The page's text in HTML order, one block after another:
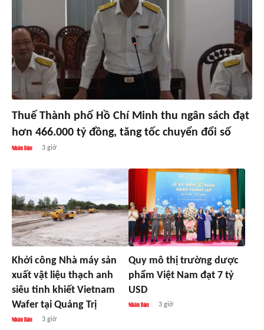
Thuế Thành phố Hồ Chí Minh thu ngân sách đạt
hơn 466.000 tỷ đồng, tăng tốc chuyển đổi số
3 giờ
Khởi công Nhà máy sản
xuất vật liệu thạch anh
siêu tinh khiết Vietnam
Wafer tại Quảng Trị
3 giờ
Quy mô thị trường dược
phẩm Việt Nam đạt 7 tỷ
USD
3 giờ